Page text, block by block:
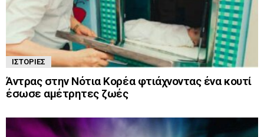
ΙΣΤΟΡΊΕΣ
Άντρας στην Νότια Κορέα φτιάχνοντας ένα κουτί
έσωσε αμέτρητες ζωές